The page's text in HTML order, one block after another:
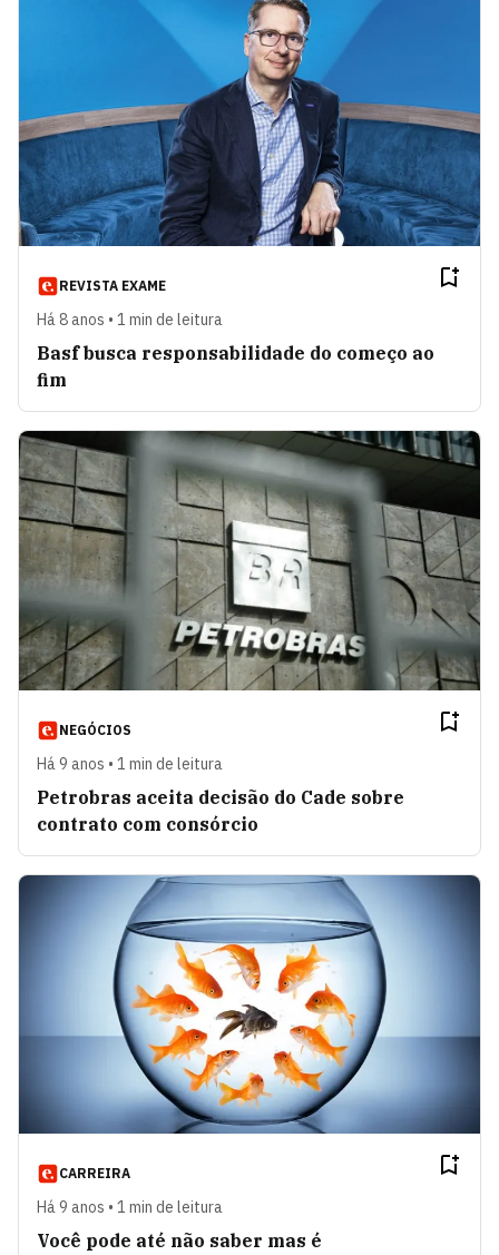
REVISTA EXAME
Há 8 anos • 1 min de leitura
Basf busca responsabilidade do começo ao
fim
NEGÓCIOS
Há 9 anos • 1 min de leitura
Petrobras aceita decisão do Cade sobre
contrato com consórcio
CARREIRA
Há 9 anos • 1 min de leitura
Você pode até não saber mas é